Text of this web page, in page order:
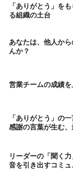
「ありがとう」を
る組織の土台
あなたは、他人か
んか？
営業チームの成績
「ありがとう」の
感謝の言葉が生む
リーダーの「聞く
音を引き出すコミ